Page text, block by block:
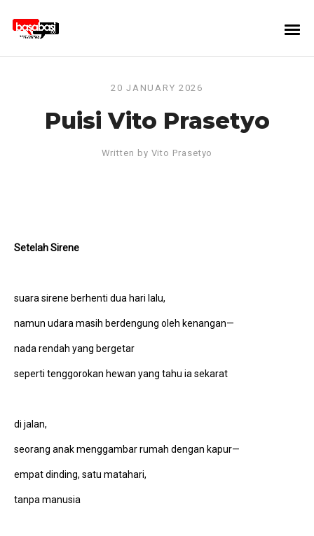
20 JANUARY 2026
Puisi Vito Prasetyo
Written by Vito Prasetyo
Setelah Sirene
suara sirene berhenti dua hari lalu,
namun udara masih berdengung oleh kenangan—
nada rendah yang bergetar
seperti tenggorokan hewan yang tahu ia sekarat
di jalan,
seorang anak menggambar rumah dengan kapur—
empat dinding, satu matahari,
tanpa manusia